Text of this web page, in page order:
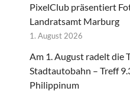
PixelClub präsentiert
Landratsamt Marburg
1. August 2026
Am 1. August radelt die
Stadtautobahn – Treff
Philippinum